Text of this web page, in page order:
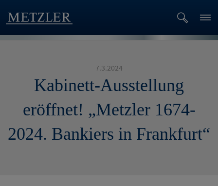
7.3.2024
Kabinett-Ausstellung
eröffnet! „Metzler 1674-
2024. Bankiers in Frankfurt“